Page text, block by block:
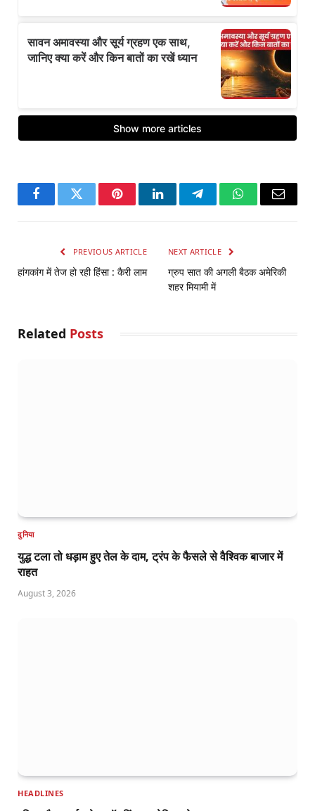
FacebookTwitter PinterestLinkedInTelegramWhatsApp
Email
PREVIOUS ARTICLE
हांगकांग में तेज हो रही हिंसा : कैरी लाम
NEXT ARTICLE
ग्रुप सात की अगली बैठक अमेरिकी
शहर मियामी में
Related Posts
दुनिया
युद्ध टला तो धड़ाम हुए तेल के दाम, ट्रंप के फैसले से वैश्विक बाजार में
राहत
August 3, 2026
HEADLINES